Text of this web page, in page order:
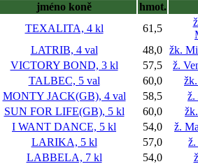
jméno koně hmot.
TEXALITA, 4 kl 61,5
LATRIB, 4 val 48,0 žk.
VICTORY BOND, 3 kl 57,5 ž.
TALBEC, 5 val 60,0
MONTY JACK(GB), 4 val 58,5 ž.
SUN FOR LIFE(GB), 5 kl 60,0
I WANT DANCE, 5 kl 54,0 ž.
LARIKA, 5 kl 57,0 ž.
LABBELA, 7 kl 54,0